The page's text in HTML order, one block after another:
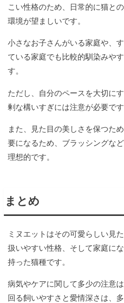
こい性格のため、日常的に猫と
環境が望ましいです。
小さなお子さんがいる家庭や、
ている家庭でも比較的馴染みや
す。
ただし、自分のペースを大切に
剰な構いすぎには注意が必要です
また、見た目の美しさを保つた
要になるため、ブラッシングな
理想的です。
まとめ
ミヌエットはその可愛らしい見
扱いやすい性格、そして家庭に
持った猫種です。
病気やケアに関して多少の注意
回る飼いやすさと愛情深さは、